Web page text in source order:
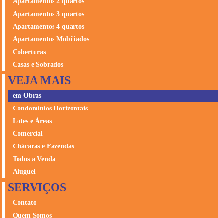
lançamento, planejando e construindo empreendimentos
que são referência em qualidade, localização premium,
design autoral, inovação e solidez, sempre com alto padrão
de atendimento.
Apartamentos 3 quartos
Apartamentos 4 quartos
Apartamentos Mobiliados
Coberturas
Casas e Sobrados
VEJA MAIS
em Obras
Condomínios Horizontais
Lotes e Áreas
Comercial
Chácaras e Fazendas
Todos a Venda
Aluguel
SERVIÇOS
Contato
Quem Somos